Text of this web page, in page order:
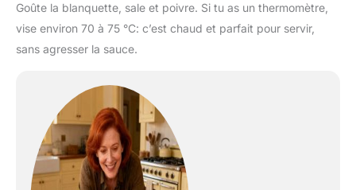
Goûte la blanquette, sale et poivre. Si tu as un thermomètre,
vise environ 70 à 75 °C: c’est chaud et parfait pour servir,
sans agresser la sauce.